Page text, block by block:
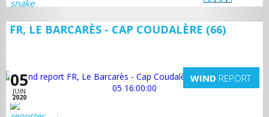
FR, LE BARCARÈS - CAP COUDALÈRE (66)
05
JUIN
2020
WIND REPORT